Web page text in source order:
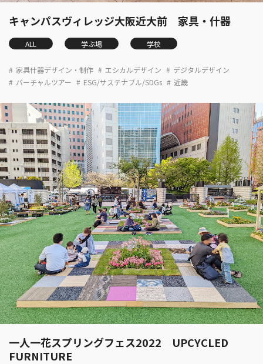
キャンパスヴィレッジ大阪近大前 家具・什器
ALL 学ぶ場 学校
家具什器デザイン・制作 エシカルデザイン
デジタルデザイン
バーチャルツアー
ESG/サステナブル/SDGs 近畿
一人一花スプリングフェス2022 UPCYCLED
FURNITURE